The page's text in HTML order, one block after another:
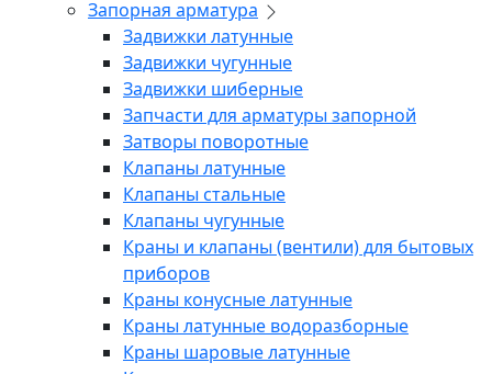
Запорная арматура
Задвижки латунные
Задвижки чугунные
Задвижки шиберные
Запчасти для арматуры запорной
Затворы поворотные
Клапаны латунные
Клапаны стальные
Клапаны чугунные
Краны и клапаны (вентили) для бытовых
приборов
Краны конусные латунные
Краны латунные водоразборные
Краны шаровые латунные